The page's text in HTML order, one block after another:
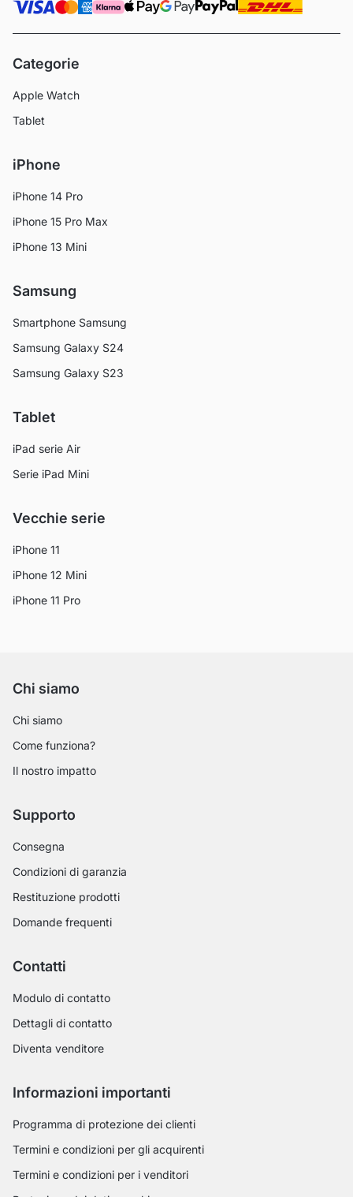
Categorie
Apple Watch
Tablet
iPhone
iPhone 14 Pro
iPhone 15 Pro Max
iPhone 13 Mini
Samsung
Smartphone Samsung
Samsung Galaxy S24
Samsung Galaxy S23
Tablet
iPad serie Air
Serie iPad Mini
Vecchie serie
iPhone 11
iPhone 12 Mini
iPhone 11 Pro
Chi siamo
Chi siamo
Come funziona?
Il nostro impatto
Supporto
Consegna
Condizioni di garanzia
Restituzione prodotti
Domande frequenti
Contatti
Modulo di contatto
Dettagli di contatto
Diventa venditore
Informazioni importanti
Programma di protezione dei clienti
Termini e condizioni per gli acquirenti
Termini e condizioni per i venditori